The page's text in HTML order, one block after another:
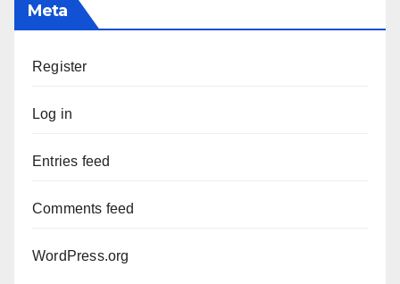
Meta
Register
Log in
Entries feed
Comments feed
WordPress.org